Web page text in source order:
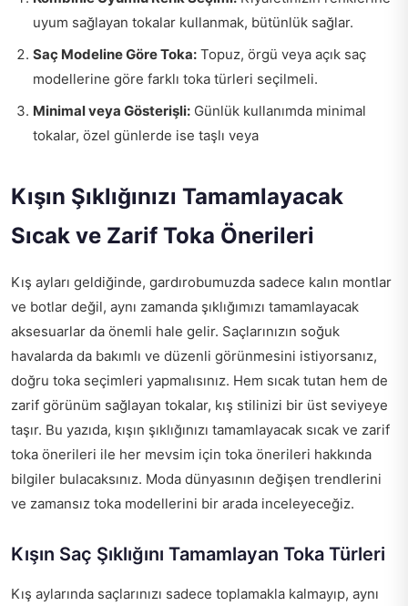
uyum sağlayan tokalar kullanmak, bütünlük sağlar.
Saç Modeline Göre Toka: Topuz, örgü veya açık saç
modellerine göre farklı toka türleri seçilmeli.
Minimal veya Gösterişli: Günlük kullanımda minimal
tokalar, özel günlerde ise taşlı veya
Kışın Şıklığınızı Tamamlayacak
Sıcak ve Zarif Toka Önerileri
Kış ayları geldiğinde, gardırobumuzda sadece kalın montlar
ve botlar değil, aynı zamanda şıklığımızı tamamlayacak
aksesuarlar da önemli hale gelir. Saçlarınızın soğuk
havalarda da bakımlı ve düzenli görünmesini istiyorsanız,
doğru toka seçimleri yapmalısınız. Hem sıcak tutan hem de
zarif görünüm sağlayan tokalar, kış stilinizi bir üst seviyeye
taşır. Bu yazıda, kışın şıklığınızı tamamlayacak sıcak ve zarif
toka önerileri ile her mevsim için toka önerileri hakkında
bilgiler bulacaksınız. Moda dünyasının değişen trendlerini
ve zamansız toka modellerini bir arada inceleyeceğiz.
Kışın Saç Şıklığını Tamamlayan Toka Türleri
Kış aylarında saçlarınızı sadece toplamakla kalmayıp, aynı